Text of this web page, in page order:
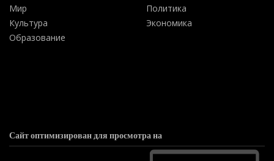
Мир
Культура
Образование
Политика
Экономика
Сайт оптимизирован для просмотра на